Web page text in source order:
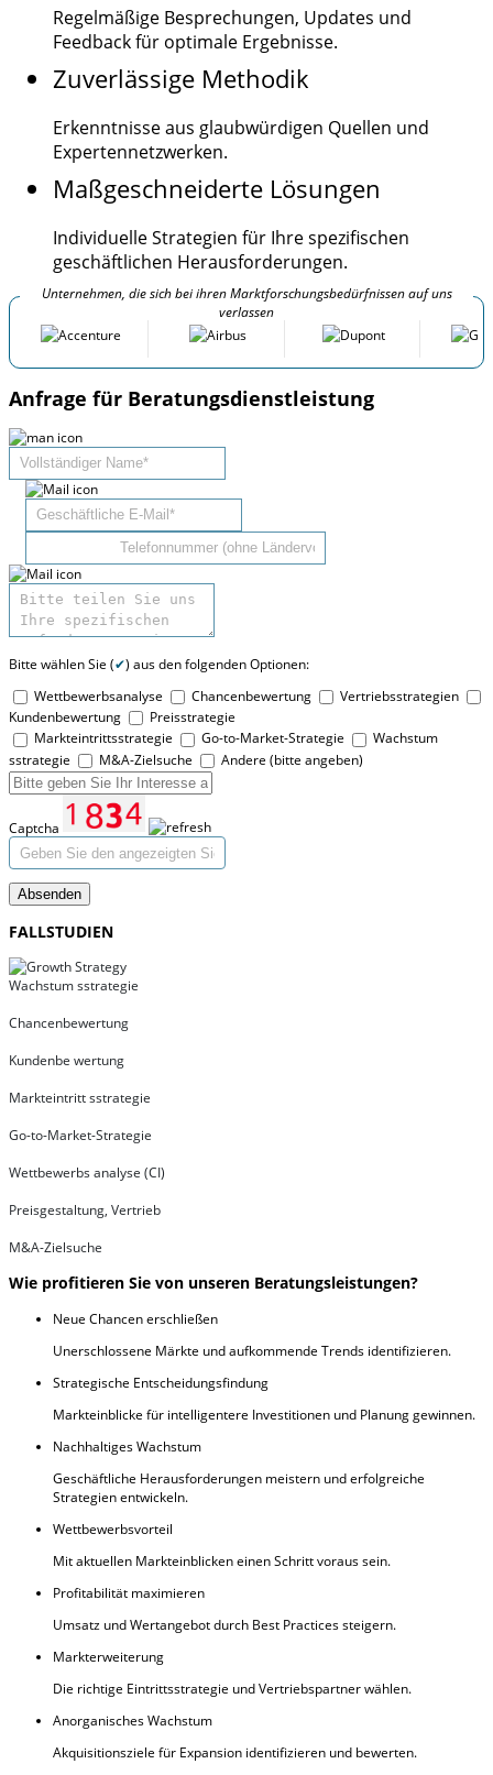
Regelmäßige Besprechungen, Updates und
Feedback für optimale Ergebnisse.
Zuverlässige Methodik
Erkenntnisse aus glaubwürdigen Quellen und
Expertennetzwerken.
Maßgeschneiderte Lösungen
Individuelle Strategien für Ihre spezifischen
geschäftlichen Herausforderungen.
Unternehmen, die sich bei ihren Marktforschungsbedürfnissen auf uns
verlassen
Anfrage für Beratungsdienstleistung
Bitte wählen Sie (✔) aus den folgenden Optionen:
Wettbewerbsanalyse
Chancenbewertung
Vertriebsstrategien
Kundenbewertung
Preisstrategie
Markteintrittsstrategie
Go-to-Market-Strategie
Wachstum
sstrategie
M&A-Zielsuche Andere (bitte angeben)
Captcha
Absenden
FALLSTUDIEN
Wachstum sstrategie
Chancenbewertung
Kundenbe wertung
Markteintritt sstrategie
Go-to-Market-Strategie
Wettbewerbs analyse (CI)
Preisgestaltung, Vertrieb
M&A-Zielsuche
Wie profitieren Sie von unseren Beratungsleistungen?
Neue Chancen erschließen
Unerschlossene Märkte und aufkommende Trends identifizieren.
Strategische Entscheidungsfindung
Markteinblicke für intelligentere Investitionen und Planung gewinnen.
Nachhaltiges Wachstum
Geschäftliche Herausforderungen meistern und erfolgreiche
Strategien entwickeln.
Wettbewerbsvorteil
Mit aktuellen Markteinblicken einen Schritt voraus sein.
Profitabilität maximieren
Umsatz und Wertangebot durch Best Practices steigern.
Markterweiterung
Die richtige Eintrittsstrategie und Vertriebspartner wählen.
Anorganisches Wachstum
Akquisitionsziele für Expansion identifizieren und bewerten.